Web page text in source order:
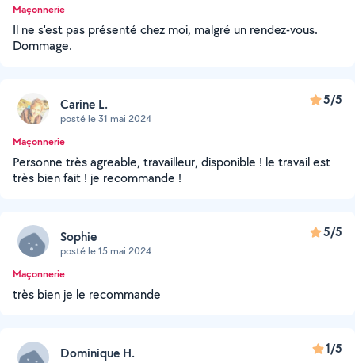
Maçonnerie
Il ne s'est pas présenté chez moi, malgré un rendez-vous.
Dommage.
Carine L.
posté le 31 mai 2024
5/5
Maçonnerie
Personne très agreable, travailleur, disponible ! le travail est
très bien fait ! je recommande !
Sophie
posté le 15 mai 2024
5/5
Maçonnerie
très bien je le recommande
Dominique H. 1/5